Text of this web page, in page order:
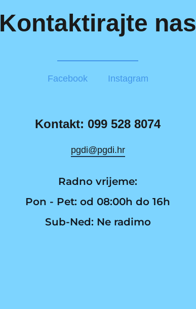
Kontaktirajte nas
Facebook Instagram
Kontakt: 099 528 8074
pgdi@pgdi.hr
Radno vrijeme:
Pon - Pet: od 08:00h do 16h
Sub-Ned: Ne radimo